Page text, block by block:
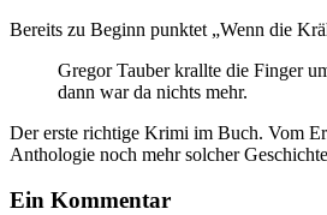
Bereits zu Beginn punktet „Wenn die
Gregor Tauber krallte die Finger
dann war da nichts mehr.
Der erste richtige Krimi im Buch. Vom
Anthologie noch mehr solcher
Ein Kommentar